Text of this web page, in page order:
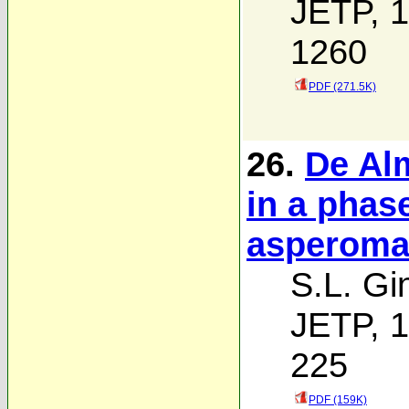
JETP,
1260
PDF (271.5K)
26. De
in a
S.L.
JETP,
225
PDF (159K)